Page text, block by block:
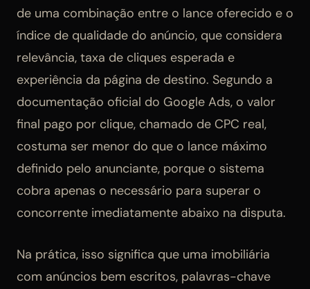
de uma combinação entre o lance oferecido e o
índice de qualidade do anúncio, que considera
relevância, taxa de cliques esperada e
experiência da página de destino. Segundo a
documentação oficial do Google Ads, o valor
final pago por clique, chamado de CPC real,
costuma ser menor do que o lance máximo
definido pelo anunciante, porque o sistema
cobra apenas o necessário para superar o
concorrente imediatamente abaixo na disputa.
Na prática, isso significa que uma imobiliária
com anúncios bem escritos, palavras-chave